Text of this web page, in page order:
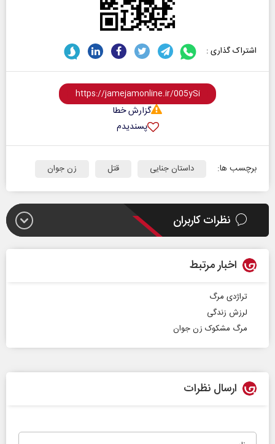
اشتراک گذاری :
گزارش خطا
پسندیدم
برچسب ها: داستان جنایی قتل زن جوان
نظرات کاربران
اخبار مرتبط
تراژدی مرگ
لرزش زندگی
مرگ مشکوک زن جوان
ارسال نظرات